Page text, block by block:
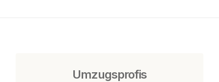
Umzugsprofis